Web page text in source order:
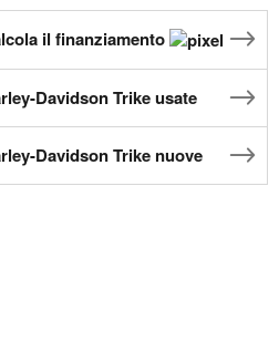
il finanziamento
Davidson Trike usate
Davidson Trike nuove